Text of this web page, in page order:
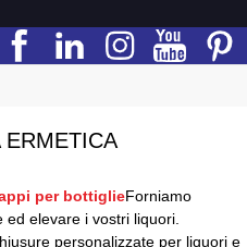
ERMETICA
per bottiglieForniamo
elevare i vostri liquori.
personalizzate per liquori e